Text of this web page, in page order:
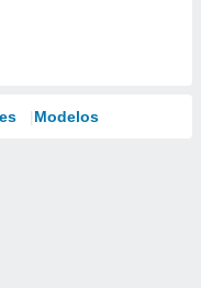
Modelos